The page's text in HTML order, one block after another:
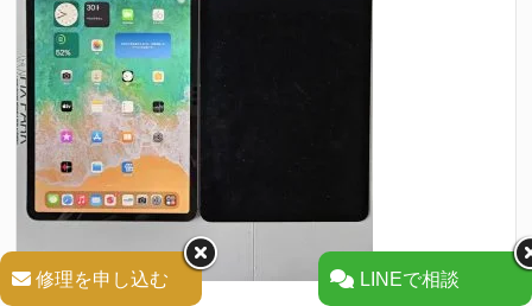
修理を申し込む LINEで相談